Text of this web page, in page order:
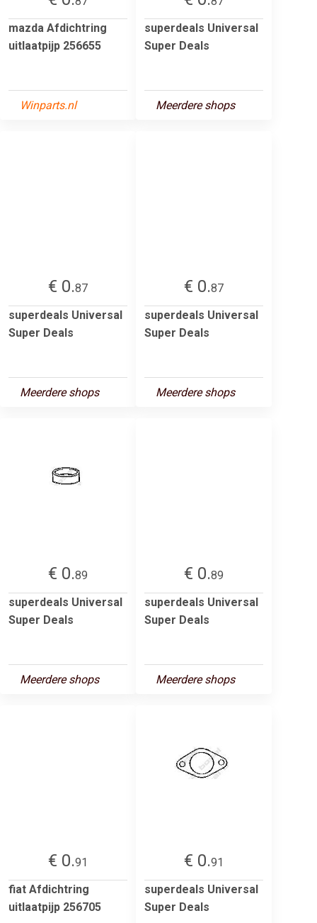
mazda Afdichtring
uitlaatpijp 256655
Winparts.nl
superdeals Universal
Super Deals
Meerdere shops
€ 0.87
superdeals Universal
Super Deals
Meerdere shops
€ 0.87
superdeals Universal
Super Deals
Meerdere shops
€ 0.89
superdeals Universal
Super Deals
Meerdere shops
€ 0.89
superdeals Universal
Super Deals
Meerdere shops
€ 0.91
fiat Afdichtring
uitlaatpijp 256705
€ 0.91
superdeals Universal
Super Deals